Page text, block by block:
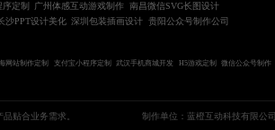
定制 广州体感互动游戏制作 南昌微信SVG长图设计
沙PPT设计美化 深圳包装插画设计 贵阳公众号制作公司
网站制作定制 支付宝小程序定制 武汉手机商城开发 H5游戏定制 微信公众号制作
贴合业务需求。 制作单位：蓝橙互动科技有限公司